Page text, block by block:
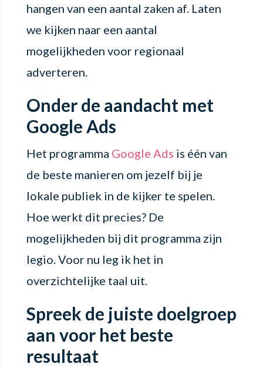
hangen van een aantal zaken af. Laten
we kijken naar een aantal
mogelijkheden voor regionaal
adverteren.
Onder de aandacht met
Google Ads
Het programma Google Ads is één van
de beste manieren om jezelf bij je
lokale publiek in de kijker te spelen.
Hoe werkt dit precies? De
mogelijkheden bij dit programma zijn
legio. Voor nu leg ik het in
overzichtelijke taal uit.
Spreek de juiste doelgroep
aan voor het beste
resultaat